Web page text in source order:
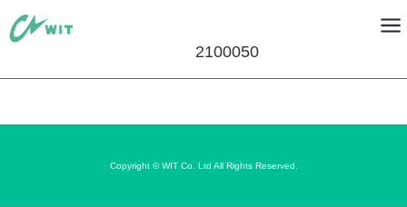
2100050
Copyright © WIT Co. Ltd All Rights Reserved.